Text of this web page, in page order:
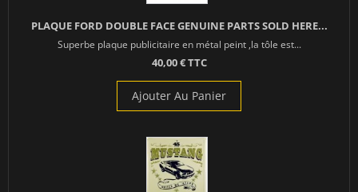
PLAQUE FORD DOUBLE FACE GENUINE PARTS SOLD HERE...
Superbe plaque publicitaire en métal peint ,la tôle est...
40,00 € TTC
Ajouter Au Panier